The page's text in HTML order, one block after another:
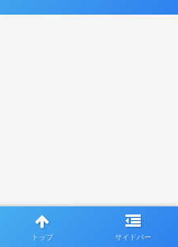
トップ サイドバー